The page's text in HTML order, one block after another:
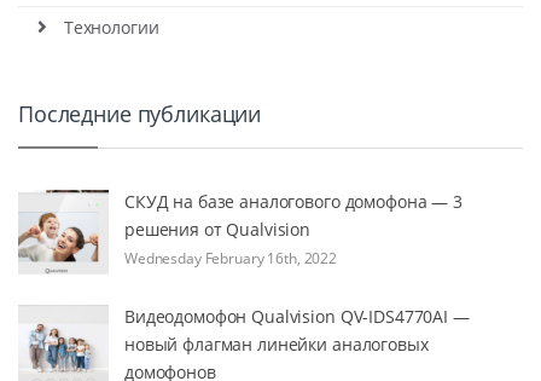
Технологии
Последние публикации
СКУД на базе аналогового домофона — 3
решения от Qualvision
Wednesday February 16th, 2022
Видеодомофон Qualvision QV-IDS4770AI —
новый флагман линейки аналоговых
домофонов